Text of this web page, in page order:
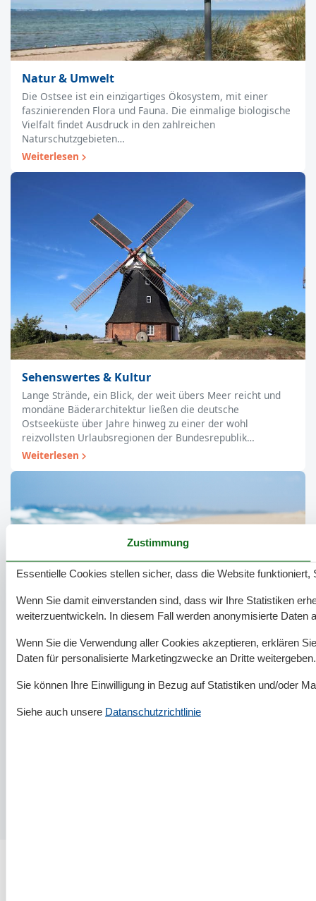
Natur & Umwelt
Die Ostsee ist ein einzigartiges Ökosystem, mit einer
faszinierenden Flora und Fauna. Die einmalige biologische
Vielfalt findet Ausdruck in den zahlreichen
Naturschutzgebieten…
Weiterlesen
Sehenswertes & Kultur
Lange Strände, ein Blick, der weit übers Meer reicht und
mondäne Bäderarchitektur ließen die deutsche
Ostseeküste über Jahre hinweg zu einer der wohl
reizvollsten Urlaubsregionen der Bundesrepublik…
Weiterlesen
Ein Urlaub an der Ostsee gleicht einer Reise für die Sinne.
Vielseitig, individuell und maritim präsentieren sich die
Zustimmung
Essentielle Cookies stellen sicher, dass die Website
Wenn Sie damit einverstanden sind, dass wir Ihre Statistiken
weiterzuentwickeln. In diesem Fall werden anonymisierte Daten
Wenn Sie die Verwendung aller Cookies akzeptieren, erklären
Daten für personalisierte Marketingzwecke an Dritte weitergeben.
Sie können Ihre Einwilligung in Bezug auf Statistiken und/oder
Siehe auch unsere Datanschutzrichtlinie